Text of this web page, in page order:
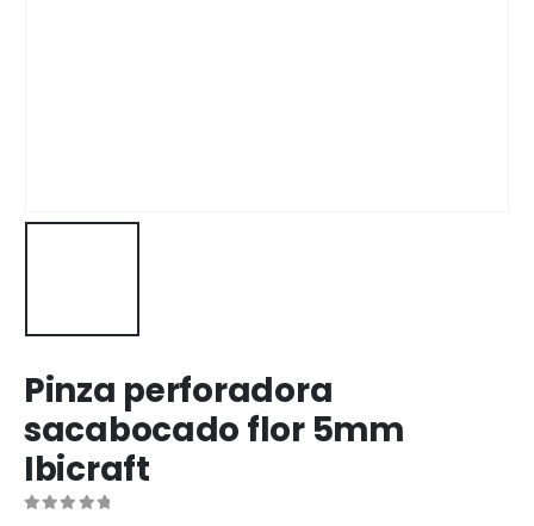
Pinza perforadora
sacabocado flor 5mm
Ibicraft